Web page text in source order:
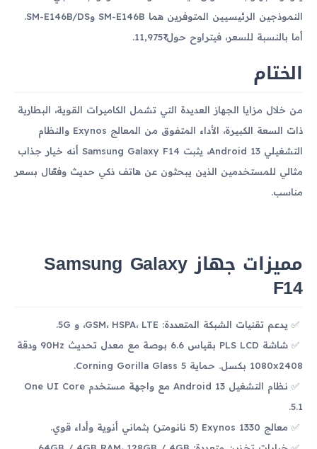
النموذجين الرئيسيين المتوفرين هما SM-E146B وSM-E146B/DS.
أما بالنسبة للسعر، فيتراوح حول ₹11,975.
الختام
من خلال مزايا الجهاز العديدة التي تشمل الكاميرات القوية، البطارية
ذات السعة الكبيرة، الأداء المتفوق من المعالج Exynos والنظام
التشغيلي Android 13، يثبت Samsung Galaxy F14 أنه خيار جذاب
مثالي للمستخدمين الذين يبحثون عن هاتف ذكي حديث وفعّال بسعر
مناسب.
مميزات جهاز Samsung Galaxy
F14
يدعم تقنيات الشبكة المتعددة: GSM، HSPA، LTE، و 5G.
شاشة PLS LCD بقياس 6.6 بوصة مع معدل تحديث 90Hz ودقة
1080x2408 بكسل. حماية Corning Gorilla Glass 5.
نظام التشغيل Android 13 مع واجهة مستخدم One UI Core
5.1.
معالج Exynos 1330 (5 نانومتر) بثماني أنوية وأداء قوي.